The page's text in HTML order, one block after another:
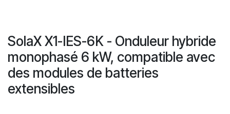
SolaX X1-IES-6K - Onduleur hybride
monophasé 6 kW, compatible avec
des modules de batteries
extensibles